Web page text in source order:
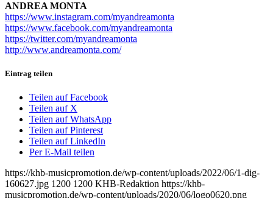
ANDREA MONTA
https://www.instagram.com/myandreamonta
https://www.facebook.com/myandreamonta
https://twitter.com/myandreamonta
http://www.andreamonta.com/
Eintrag teilen
Teilen auf Facebook
Teilen auf X
Teilen auf WhatsApp
Teilen auf Pinterest
Teilen auf LinkedIn
Per E-Mail teilen
https://khb-musicpromotion.de/wp-content/uploads/2022/06/1-dig-
160627.jpg 1200 1200 KHB-Redaktion https://khb-
musicpromotion.de/wp-content/uploads/2020/06/logo0620.png